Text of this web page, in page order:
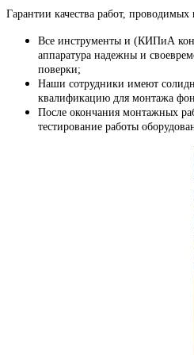
Гарантии качества работ,
Все инструменты и (КИПиА
аппаратура надежны и
поверки;
Наши сотрудники имеют
квалификацию для монтажа
После окончания монтажных
тестирование работы